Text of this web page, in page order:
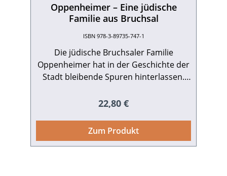
Oppenheimer – Eine jüdische
Familie aus Bruchsal
ISBN 978-3-89735-747-1
Die jüdische Bruchsaler Familie
Oppenheimer hat in der Geschichte der
Stadt bleibende Spuren hinterlassen.
Weimarer Republik war ihre florierende
regionalen Wirtschaftsleben, und auf
Oppenheimers gesellschaftlich
Regulärer Preis:
22,80 €
Zum Produkt